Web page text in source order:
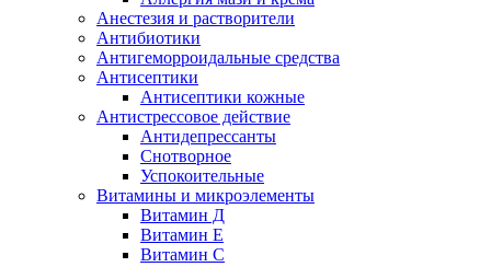
Анестезия и растворители
Антибиотики
Антигеморроидальные средства
Антисептики
Антисептики кожные
Антистрессовое действие
Антидепрессанты
Снотворное
Успокоительные
Витамины и микроэлементы
Витамин Д
Витамин Е
Витамин С